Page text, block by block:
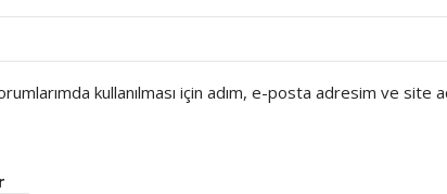
kullanılması için adım, e-posta adresim ve site